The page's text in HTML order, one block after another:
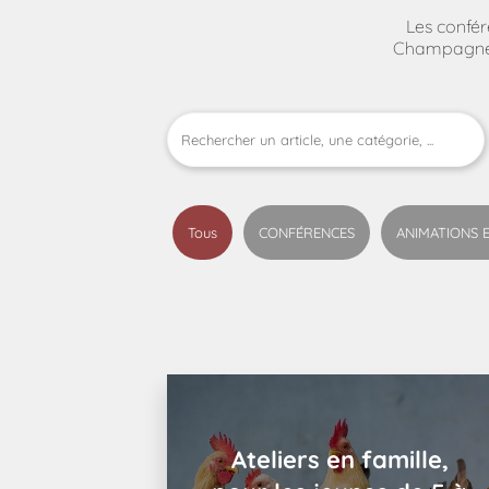
Les
Tous CONFÉRENCES ANIMATIONS
Ateliers en famille,